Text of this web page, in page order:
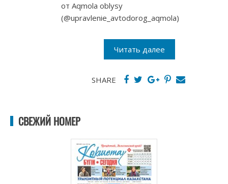
от Aqmola oblysy
(@upravlenie_avtodorog_aqmola)
Читать далее
SHARE
СВЕЖИЙ НОМЕР